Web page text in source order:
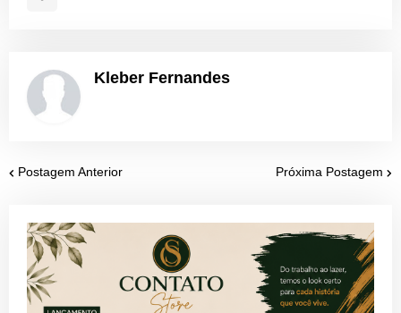
Kleber Fernandes
Postagem Anterior Próxima Postagem